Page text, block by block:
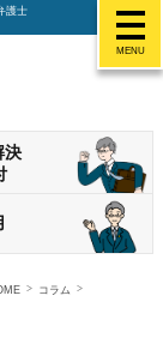
MENU
護士
決
コラム